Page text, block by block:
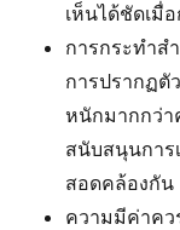
เห็นได้ชัดเมื่
การกระทำส
การปรากฏตั
หนักมากกว่า
สนับสนุนการ
สอดคล้องกัน
ความมีค่าค